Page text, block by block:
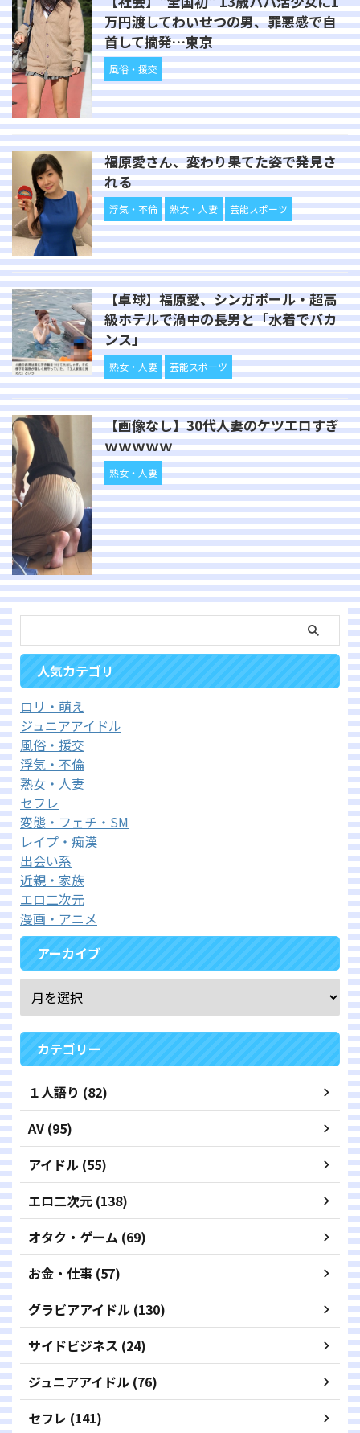
万円渡してわいせつの男、罪悪感で自
首して摘発…東京
風俗・援交
福原愛さん、変わり果てた姿で発見さ
れる
浮気・不倫 熟女・人妻 芸能スポーツ
【卓球】福原愛、シンガポール・超高
級ホテルで渦中の長男と「水着でバカ
ンス」
熟女・人妻 芸能スポーツ
【画像なし】30代人妻のケツエロすぎ
ｗｗｗｗｗ
熟女・人妻
人気カテゴリ
ロリ・萌え
ジュニアアイドル
風俗・援交
浮気・不倫
熟女・人妻
セフレ
変態・フェチ・SM
レイプ・痴漢
出会い系
近親・家族
エロ二次元
漫画・アニメ
アーカイブ
カテゴリー
１人語り (82)
AV (95)
アイドル (55)
エロ二次元 (138)
オタク・ゲーム (69)
お金・仕事 (57)
グラビアアイドル (130)
サイドビジネス (24)
ジュニアアイドル (76)
セフレ (141)